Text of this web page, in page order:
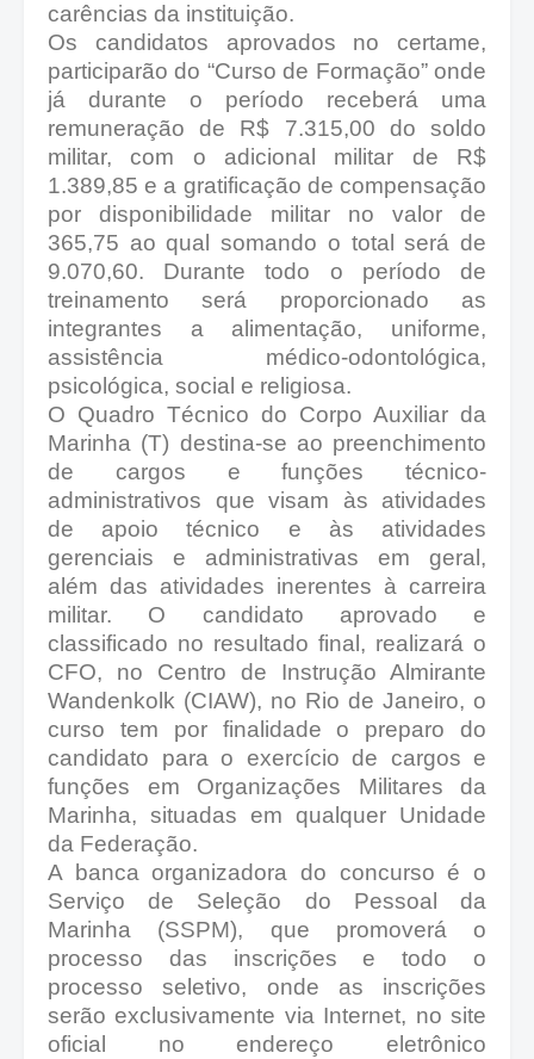
carências da instituição.
Os candidatos aprovados no certame,
participarão do “Curso de Formação” onde
já durante o período receberá uma
remuneração de R$ 7.315,00 do soldo
militar, com o adicional militar de R$
1.389,85 e a gratificação de compensação
por disponibilidade militar no valor de
365,75 ao qual somando o total será de
9.070,60. Durante todo o período de
treinamento será proporcionado as
integrantes a alimentação, uniforme,
assistência médico-odontológica,
psicológica, social e religiosa.
O Quadro Técnico do Corpo Auxiliar da
Marinha (T) destina-se ao preenchimento
de cargos e funções técnico-
administrativos que visam às atividades
de apoio técnico e às atividades
gerenciais e administrativas em geral,
além das atividades inerentes à carreira
militar. O candidato aprovado e
classificado no resultado final, realizará o
CFO, no Centro de Instrução Almirante
Wandenkolk (CIAW), no Rio de Janeiro, o
curso tem por finalidade o preparo do
candidato para o exercício de cargos e
funções em Organizações Militares da
Marinha, situadas em qualquer Unidade
da Federação.
A banca organizadora do concurso é o
Serviço de Seleção do Pessoal da
Marinha (SSPM), que promoverá o
processo das inscrições e todo o
processo seletivo, onde as inscrições
serão exclusivamente via Internet, no site
oficial no endereço eletrônico